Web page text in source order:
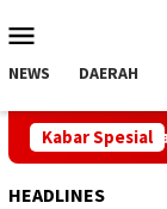
ke
Mobile
NEWS DAERAH
Kabar Spesial
Rai, Komisi I
HEADLINES